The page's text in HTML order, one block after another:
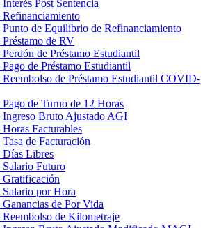
Post Sentencia
Punto de Equilibrio de Refinanciamiento
de RV
de Préstamo Estudiantil
de Préstamo Estudiantil
Reembolso de Préstamo Estudiantil COVID-
de Turno de 12 Horas
Ingreso Bruto Ajustado AGI
Facturables
de Facturación
Días Libres
Salario Futuro
Gratificación
por Hora
de Por Vida
de Kilometraje